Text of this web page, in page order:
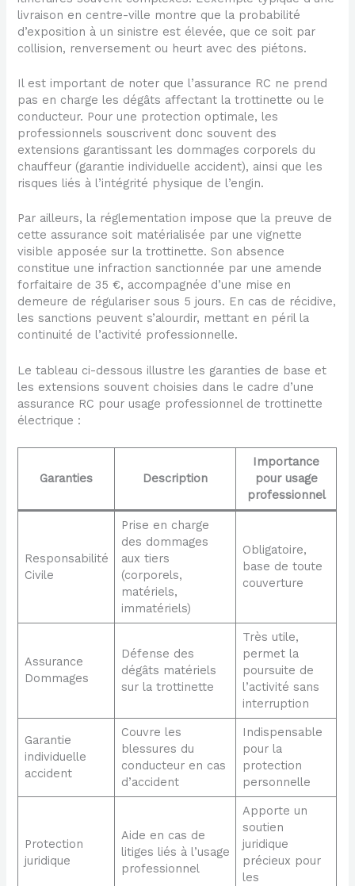
livraison en centre-ville montre que la probabilité
d’exposition à un sinistre est élevée, que ce soit par
collision, renversement ou heurt avec des piétons.
Il est important de noter que l’assurance RC ne prend
pas en charge les dégâts affectant la trottinette ou le
conducteur. Pour une protection optimale, les
professionnels souscrivent donc souvent des
extensions garantissant les dommages corporels du
chauffeur (garantie individuelle accident), ainsi que les
risques liés à l’intégrité physique de l’engin.
Par ailleurs, la réglementation impose que la preuve de
cette assurance soit matérialisée par une vignette
visible apposée sur la trottinette. Son absence
constitue une infraction sanctionnée par une amende
forfaitaire de 35 €, accompagnée d’une mise en
demeure de régulariser sous 5 jours. En cas de récidive,
les sanctions peuvent s’alourdir, mettant en péril la
continuité de l’activité professionnelle.
Le tableau ci-dessous illustre les garanties de base et
les extensions souvent choisies dans le cadre d’une
assurance RC pour usage professionnel de trottinette
électrique :
Garanties Description
Importance
pour usage
professionnel
Responsabilité
Civile
Prise en charge
des dommages
aux tiers
(corporels,
matériels,
immatériels)
Obligatoire,
base de toute
couverture
Assurance
Dommages
Défense des
dégâts matériels
sur la trottinette
Très utile,
permet la
poursuite de
l’activité sans
interruption
Garantie
individuelle
accident
Couvre les
blessures du
conducteur en cas
d’accident
Indispensable
pour la
protection
personnelle
Protection
juridique
Aide en cas de
litiges liés à l’usage
professionnel
Apporte un
soutien
juridique
précieux pour
les